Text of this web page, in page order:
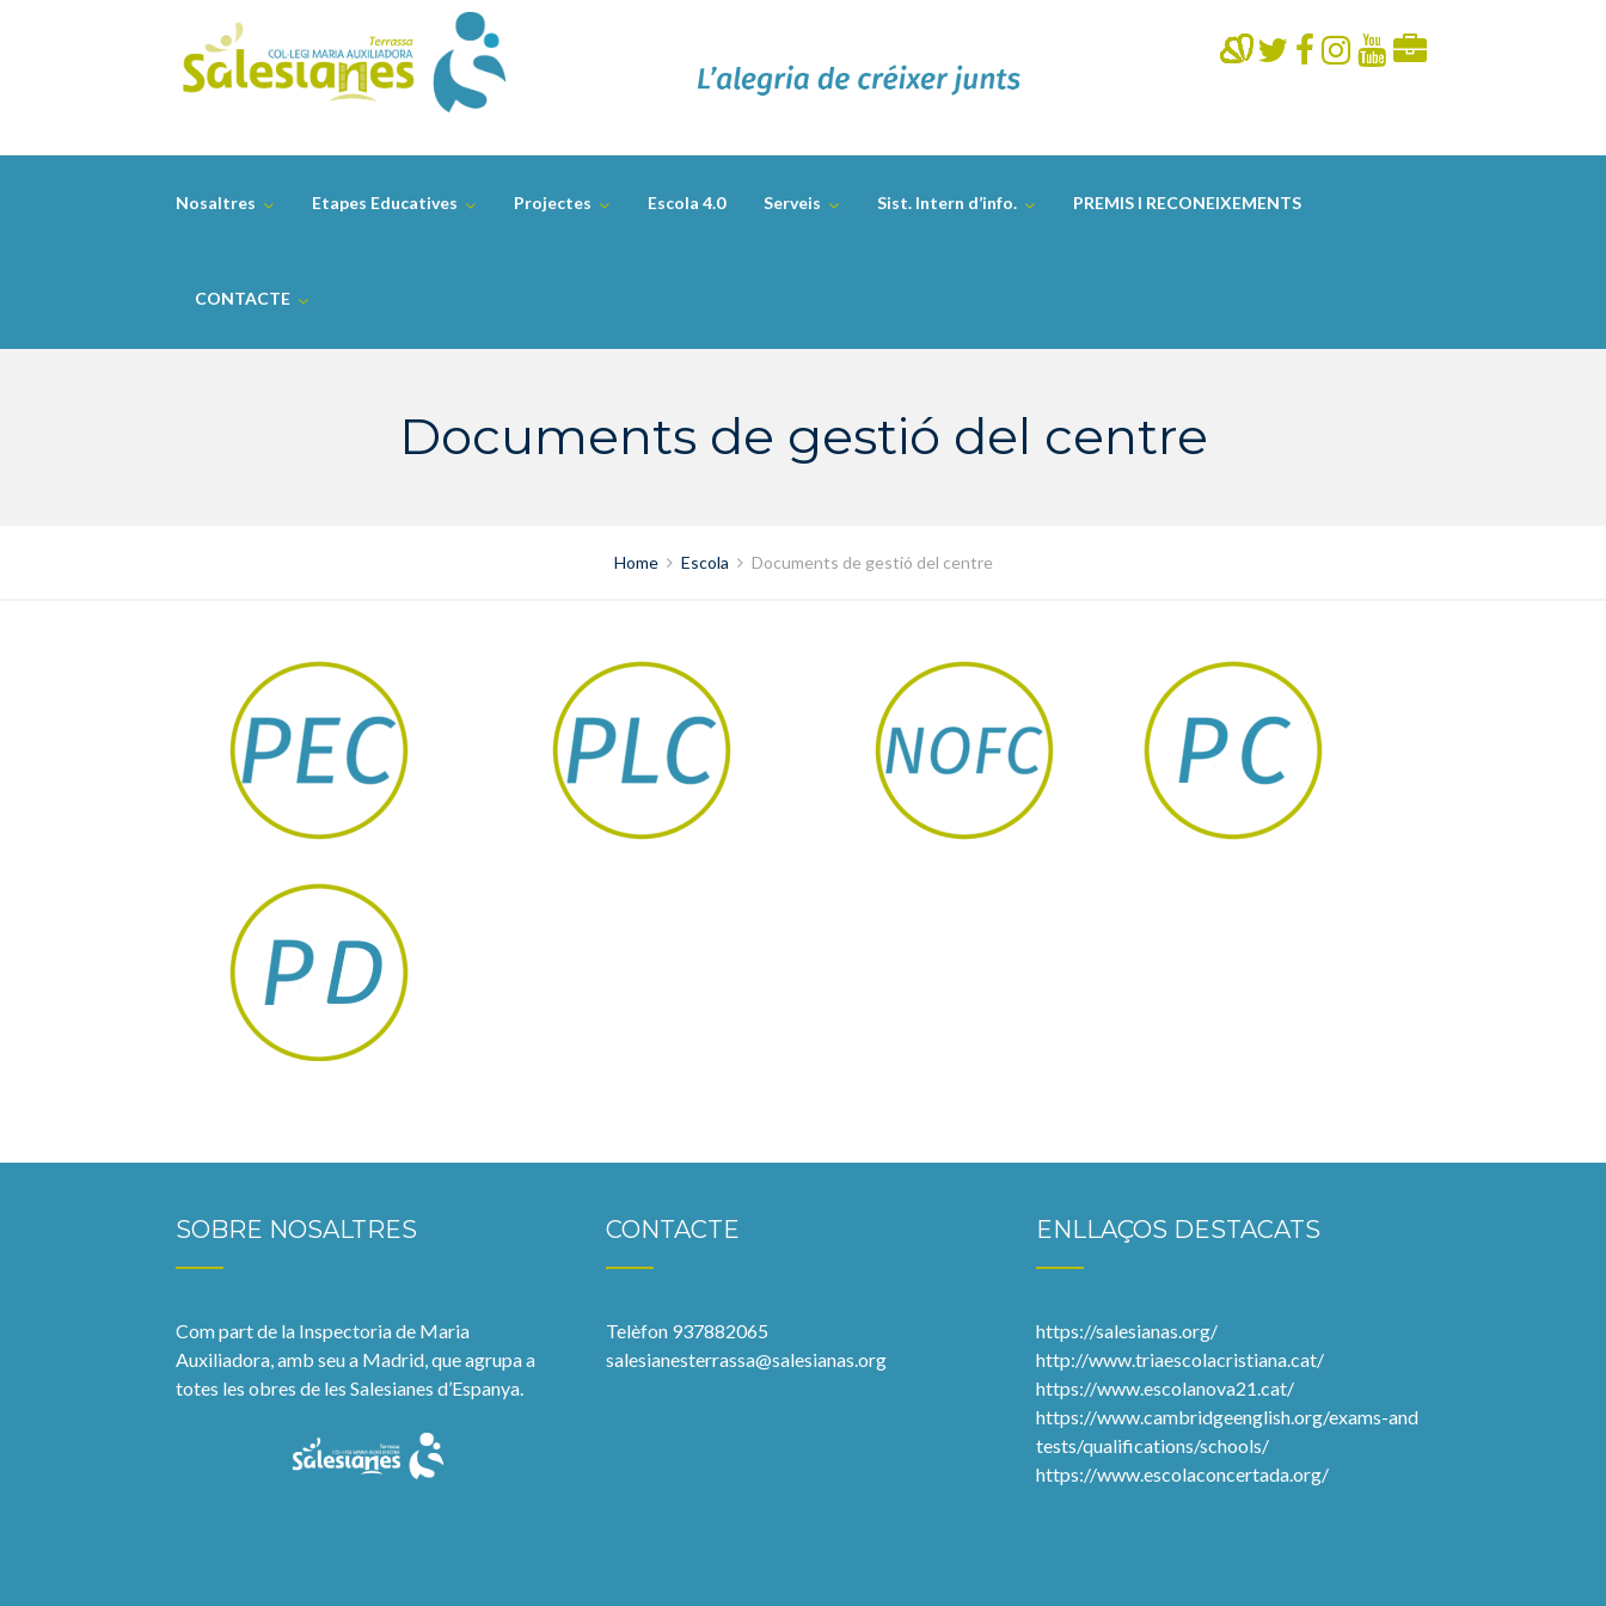
Nosaltres Etapes Educatives Projectes Escola 4.0 Serveis Sist. Intern d’info. PREMIS I RECONEIXEMENTS
CONTACTE
Documents de gestió del centre
Home Escola Documents de gestió del centre
SOBRE NOSALTRES
Com part de la Inspectoria de Maria
Auxiliadora, amb seu a Madrid, que agrupa a
totes les obres de les Salesianes d’Espanya.
CONTACTE
Telèfon 937882065
salesianesterrassa@salesianas.org
ENLLAÇOS DESTACATS
https://salesianas.org/
http://www.triaescolacristiana.cat/
https://www.escolanova21.cat/
https://www.cambridgeenglish.org/exams-and
tests/qualifications/schools/
https://www.escolaconcertada.org/